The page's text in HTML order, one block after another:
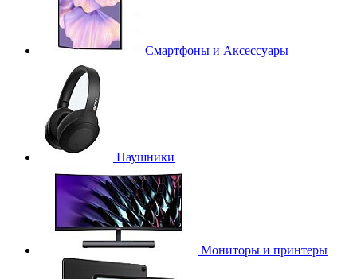
Смартфоны и Аксессуары
Наушники
Мониторы и принтеры